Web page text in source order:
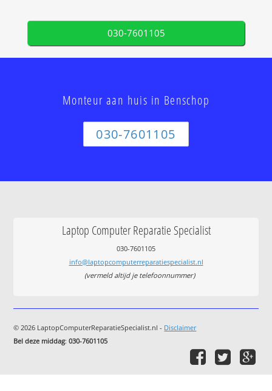
030-7601105
Monteur aan huis in Benschop
030-7601105
Laptop Computer Reparatie Specialist
030-7601105
info@laptopcomputerreparatiespecialist.nl
(vermeld altijd je telefoonnummer)
© 2026 LaptopComputerReparatieSpecialist.nl - Disclaimer
Bel deze middag:030-7601105